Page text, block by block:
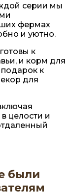
серии мы
фермах
и уютно.
к
и корм для
подарок к
для
целости и
были